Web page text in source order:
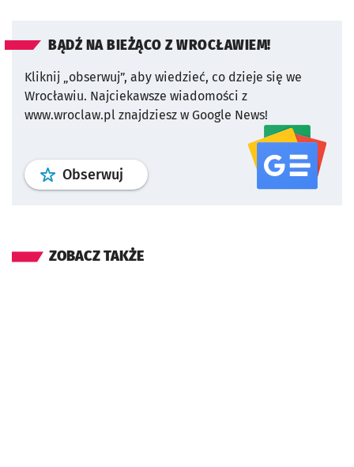
BĄDŹ NA BIEŻĄCO Z WROCŁAWIEM!
Kliknij „obserwuj”, aby wiedzieć, co dzieje się we
Wrocławiu. Najciekawsze wiadomości z
www.wroclaw.pl znajdziesz w Google News!
Obserwuj profil serwisu
ZOBACZ TAKŻE